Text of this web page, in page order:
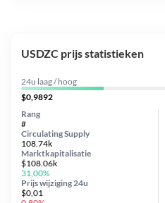
USDZC prijs statistieken
24u laag / hoog
$0,9892
Circulating Supply
108.74k
Prijs wijziging 24u
$0,01
Marktkapitalisatie
$108.06k
31,00%
Rang
#